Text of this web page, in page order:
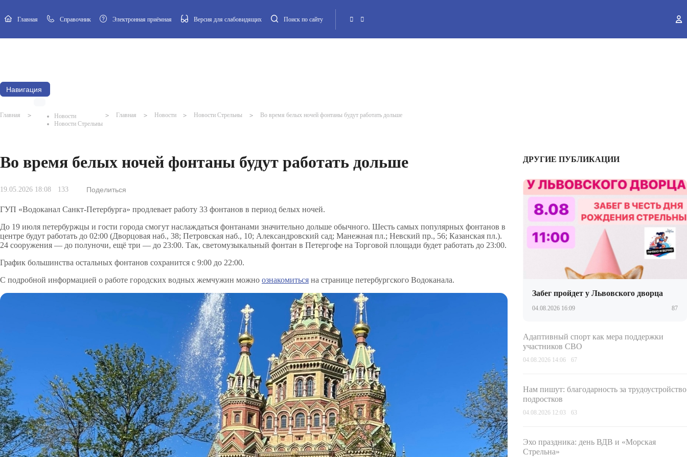
Главная Cправочник Электронная приёмная Версия для слабовидящих Поиск по сайту
Навигация
Главная >
Новости
Новости Стрельны
> Главная > Новости > Новости Стрельны > Во время белых ночей фонтаны будут работать дольше
Во время белых ночей фонтаны будут работать дольше
19.05.2026 18:08 133 Поделиться
ГУП «Водоканал Санкт-Петербурга» продлевает работу 33 фонтанов в период белых ночей.
До 19 июля петербуржцы и гости города смогут наслаждаться фонтанами значительно дольше обычного. Шесть самых популярных фонтанов в
центре будут работать до 02:00 (Дворцовая наб., 38; Петровская наб., 10; Александровский сад; Манежная пл.; Невский пр., 56; Казанская пл.).
24 сооружения — до полуночи, ещё три — до 23:00. Так, светомузыкальный фонтан в Петергофе на Торговой площади будет работать до 23:00.
График большинства остальных фонтанов сохранится с 9:00 до 22:00.
С подробной информацией о работе городских водных жемчужин можно ознакомиться на странице петербургского Водоканала.
ДРУГИЕ ПУБЛИКАЦИИ
Забег пройдет у Львовского дворца
04.08.2026 16:09 87
Адаптивный спорт как мера поддержки
участников СВО
04.08.2026 14:06 67
Нам пишут: благодарность за трудоустройство
подростков
04.08.2026 12:03 63
Эхо праздника: день ВДВ и «Морская
Стрельна»